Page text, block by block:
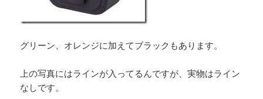
グリーン、オレンジに加えてブラックもあります。
上の写真にはラインが入ってるんですが、実物はライン
なしです。